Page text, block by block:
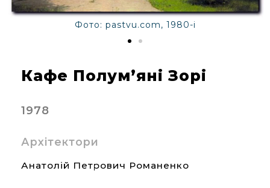
Фото: pastvu.com, 1980-і
Кафе Полум’яні Зорі
1978
Архітектори
Анатолій Петрович Романенко